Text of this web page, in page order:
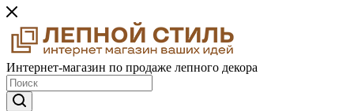
Интернет-магазин по продаже лепного декора